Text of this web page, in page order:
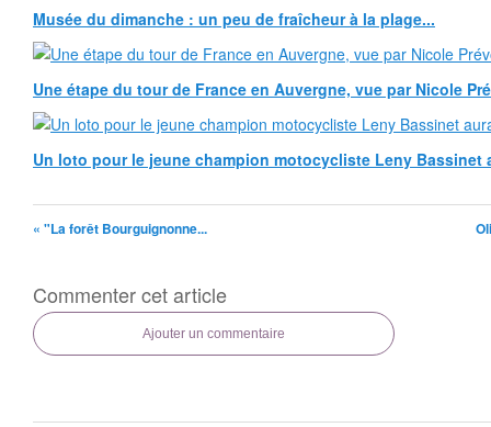
Musée du dimanche : un peu de fraîcheur à la plage...
Une étape du tour de France en Auvergne, vue par Nicole
Un loto pour le jeune champion motocycliste Leny Bassinet
« "La forêt Bourguignonne...
Commenter cet article
Ajouter un commentaire